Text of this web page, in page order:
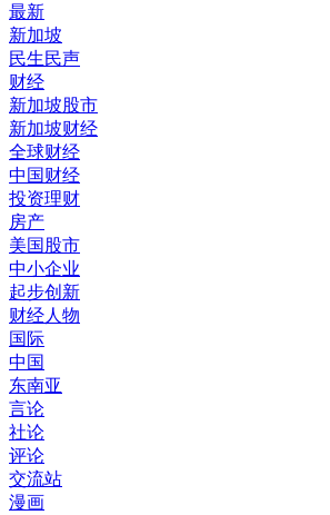
最新
新加坡
民生民声
财经
新加坡股市
新加坡财经
全球财经
中国财经
投资理财
房产
美国股市
中小企业
起步创新
财经人物
国际
中国
东南亚
言论
社论
评论
交流站
漫画